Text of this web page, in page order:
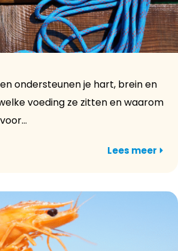
ondersteunen je hart, brein en
voeding ze zitten en waarom
Lees meer